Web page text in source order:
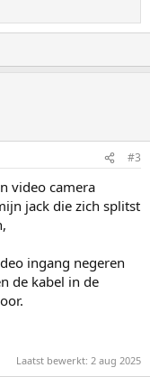
#3
video camera
jack die zich splitst
ingang negeren
de kabel in de
Laatst bewerkt: 2 aug 2025